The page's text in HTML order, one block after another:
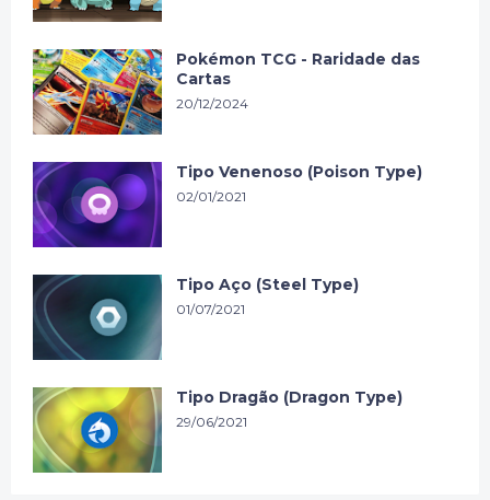
Pokémon TCG - Raridade das
Cartas
20/12/2024
Tipo Venenoso (Poison Type)
02/01/2021
Tipo Aço (Steel Type)
01/07/2021
Tipo Dragão (Dragon Type)
29/06/2021